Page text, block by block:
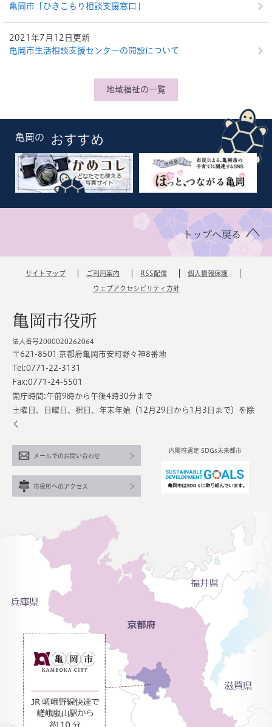
亀岡市「ひきこもり相談支援窓口」
2021年7月12日更新
亀岡市生活相談支援センターの開設について
地域福祉の一覧
亀岡の おすすめ
トップへ戻る
サイトマップ ご利用案内 RSS配信 個人情報保護
ウェブアクセシビリティ方針
亀岡市役所
法人番号2000020262064
〒621-8501 京都府亀岡市安町野々神8番地
Tel:0771-22-3131
Fax:0771-24-5501
開庁時間:午前9時から午後4時30分まで
土曜日、日曜日、祝日、年末年始（12月29日から1月3日まで）を除
く
内閣府選定 SDGs未来都市
メールでのお問い合わせ
市役所へのアクセス